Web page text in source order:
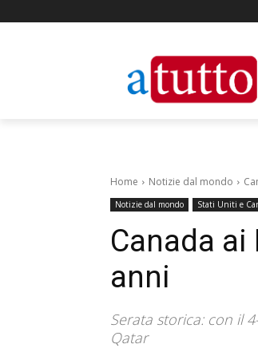
Home Notizie dal mondo
Notizie dal mondo Stati Uniti e
Canada
anni
Serata storica: con il
Qatar